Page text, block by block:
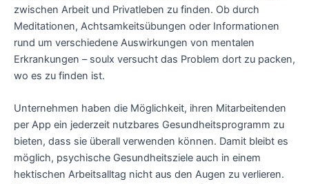
zwischen Arbeit und Privatleben zu finden. Ob durch
Meditationen, Achtsamkeitsübungen oder Informationen
rund um verschiedene Auswirkungen von mentalen
Erkrankungen – soulx versucht das Problem dort zu packen,
wo es zu finden ist.
Unternehmen haben die Möglichkeit, ihren Mitarbeitenden
per App ein jederzeit nutzbares Gesundheitsprogramm zu
bieten, dass sie überall verwenden können. Damit bleibt es
möglich, psychische Gesundheitsziele auch in einem
hektischen Arbeitsalltag nicht aus den Augen zu verlieren.